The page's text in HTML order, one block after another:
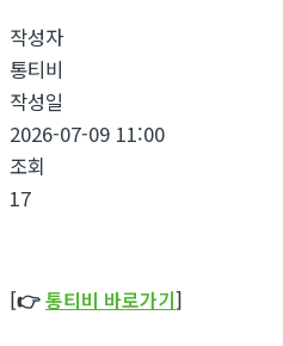
작성자
통티비
작성일
2026-07-09 11:00
조회
17
[👉통티비 바로가기]